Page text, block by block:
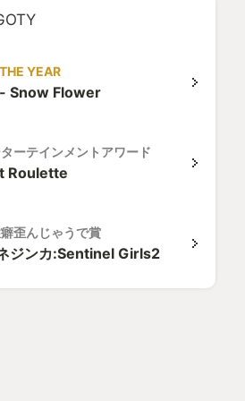
YEAR
Snow Flower
ーテインメントアワード
Roulette
歪んじゃうで賞
ジンカ:Sentinel Girls2